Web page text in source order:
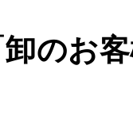
のお